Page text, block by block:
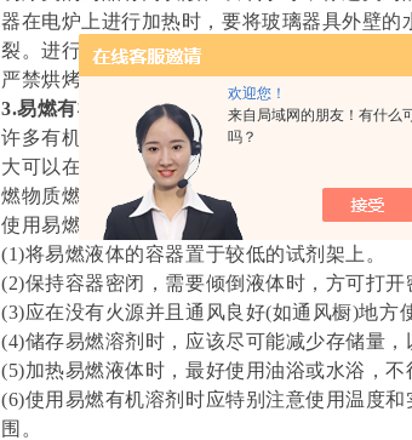
欢迎您！
来自局域网的朋友！有什么
吗？
器在电炉上进行加热时，要将玻璃器具外壁
裂。进行易爆炸的操作时，例如用
严禁烘烤易燃易爆的物品。
3.易燃有机溶剂
许多有机溶剂如果处理不当会引起火灾甚至
大可以在瞬间点燃易燃物体，在氧气充足(如
燃物质燃烧。当易燃有机溶剂蒸气与空气混合
使用易燃有机溶剂时，需注意以下事项：
(1)将易燃液体的容器置于较低的试剂架上。
(2)保持容器密闭，需要倾倒液体时，方可打开
(3)应在没有火源并且通风良好(如通风橱)地方
(4)储存易燃溶剂时，应该尽可能减少存储量，
(5)加热易燃液体时，最好使用油浴或水浴，不
(6)使用易燃有机溶剂时应特别注意使用温度
围。